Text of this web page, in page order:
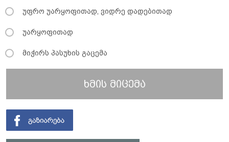
უფრო უარყოფითად, ვიდრე დადებითად
უარყოფითად
მიჭირს პასუხის გაცემა
ხმის მიცემა